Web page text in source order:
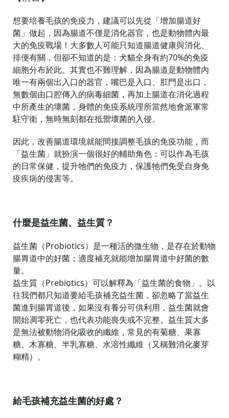
想要培養毛孩的免疫力，建議可以先從「增加腸道好
菌」做起，因為腸道不僅是消化器官，也是動物體內最
大的免疫戰場！ 大多數人可能只知道腸道健康與消化、
排便有關，但卻不知道的是：犬貓全身有約70%的免疫
細胞分布於此。其實也不難理解，因為腸道是動物體內
唯一有兩個出入口的器官，嘴巴是入口、肛門是出口，
無數個由口腔傳入的病毒細菌，再加上腸道在消化過程
中所產生的壞菌，身體的免疫系統理所當然地會派軍常
駐守衛，無時無刻都在抵禦壞菌的入侵。
因此，改善腸道環境就能間接調整毛孩的免疫功能，而
「益生菌」就扮演一個很好的輔助角色：可以作為毛孩
的日常保健，提升牠們的免疫力，保護牠們免受自身免
疫疾病的侵害等。
什麼是益生菌、益生質？
益生菌（Probiotics）是一種活的微生物，是存在於動物
腸胃道中的好菌；適度補充就能增加腸胃道中好菌的數
量。
益生質（Prebiotics）可以解釋為「益生菌的食物」。以
往我們都只知道要給毛孩補充益生菌，卻忽略了當益生
菌進到腸胃道後，如果沒有養分可供利用，益生菌就會
開始凋零死亡，也代表功能喪失或不完整。益生質大多
是無法被動物消化吸收的纖維，常見的有菊糖、果寡
糖、木寡糖、半乳寡糖、水溶性纖維（又稱難消化麥芽
糊精）。
給毛孩補充益生菌的好處？